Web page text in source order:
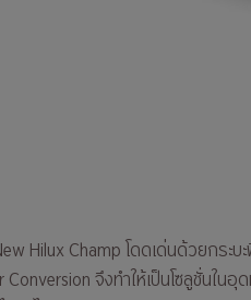
Hilux Champ โดดเด่นด้วยกระ
จึงทำให้เป็นโซลูชั่นใ